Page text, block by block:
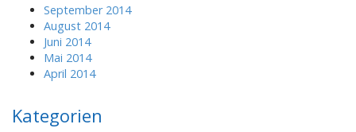
September 2014
August 2014
Juni 2014
Mai 2014
April 2014
Kategorien